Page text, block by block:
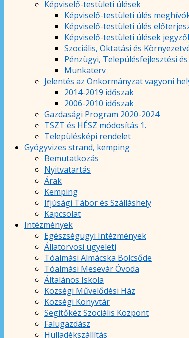
Képviselő-testületi ülések
Képviselő-testületi ülés
Képviselő-testületi ülés
Képviselő-testületi ülések
Szociális, Oktatási és
Pénzügyi, Településfejlesztési
Munkaterv
Jelentés az Önkormányzat vagyoni
2014-2019 időszak
2006-2010 időszak
Gazdasági Program 2020-2024
TSZT és HÉSZ módosítás 1.
Településképi rendelet
Gyógyvizes strand, kemping
Bemutatkozás
Nyitvatartás
Árak
Kemping
Ifjúsági Tábor és Szálláshely
Kapcsolat
Intézmények
Egészségügyi Intézmények
Állatorvosi ügyeleti
Tóalmási Almácska Bölcsőde
Tóalmási Mesevár Óvoda
Általános Iskola
Községi Művelődési Ház
Községi Könyvtár
Segítőkéz Szociális Központ
Falugazdász
Hulladékszállítás